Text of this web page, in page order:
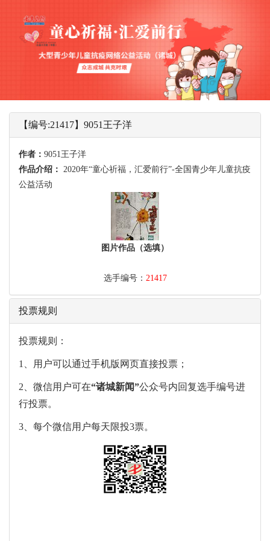
【编号:21417】9051王子洋
作者： 9051王子洋
作品介绍：
2020年“童心祈福，汇爱前行”-全国青少年儿童抗疫
公益活动
图片作品（选填）
选手编号： 21417
投票规则
投票规则：
1、用户可以通过手机版网页直接投票；
2、微信用户可在“诸城新闻”公众号内回复选手编号进
行投票。
3、每个微信用户每天限投3票。